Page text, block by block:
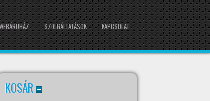
SZOLGÁLTATÁSOK KAPCSOLAT
KOSÁR